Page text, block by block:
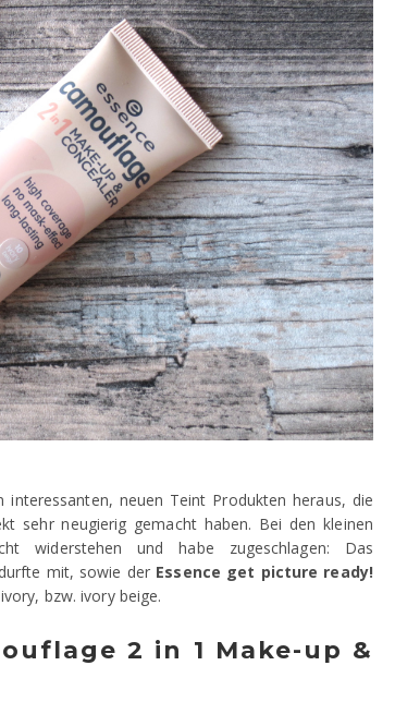
neuen Teint Produkten heraus, die
sehr neugierig gemacht haben. Bei den kleinen
widerstehen und habe zugeschlagen: Das
mit, sowie der Essence get picture ready!
bzw. ivory beige.
2 in 1 Make-up &